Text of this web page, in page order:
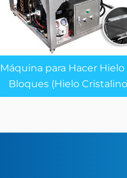
Máquina para Hacer Hielo
Bloques (Hielo